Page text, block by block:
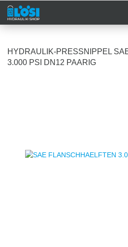
HYDRAULIK-PRESSNIPPEL
3.000 PSI DN12 PAARIG